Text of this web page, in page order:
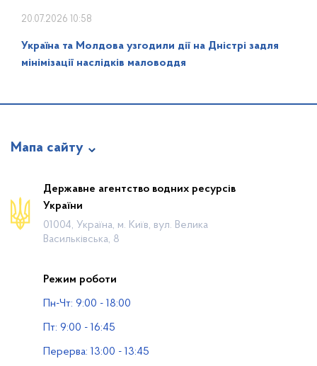
20.07.2026 10:58
Україна та Молдова узгодили дії на Дністрі задля
мінімізації наслідків маловоддя
Мапа сайту
Про відомство
Діяльність
Громадянам
Публічна інформація
Водогосподарські організації
Державне агентство водних ресурсів
України
01004, Україна, м. Київ, вул. Велика
Васильківська, 8
Режим роботи
Пн-Чт: 9:00 - 18:00
Пт: 9:00 - 16:45
Перерва: 13:00 - 13:45